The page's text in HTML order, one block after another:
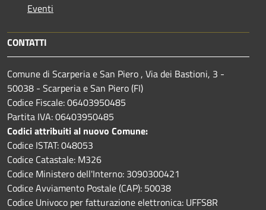
Eventi
CONTATTI
Comune di Scarperia e San Piero , Via dei Bastioni, 3 -
50038 - Scarperia e San Piero (FI)
Codice Fiscale: 06403950485
Partita IVA: 06403950485
Codici attribuiti al nuovo Comune:
Codice ISTAT: 048053
Codice Catastale: M326
Codice Ministero dell'Interno: 3090300421
Codice Avviamento Postale (CAP): 50038
Codice Univoco per fatturazione elettronica: UFFS8R